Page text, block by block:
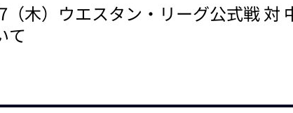
木）ウエスタン・リーグ公式戦 対
て